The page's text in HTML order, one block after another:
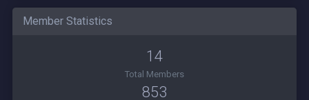
Member Statistics
14
Total Members
853